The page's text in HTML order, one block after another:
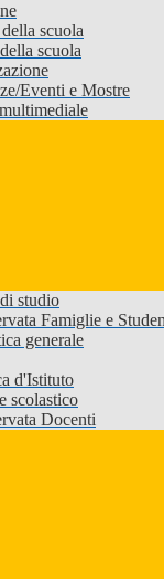
scuola
scuola
Eventi e Mostre
studio
Famiglie e
generale
d'Istituto
scolastico
Docenti